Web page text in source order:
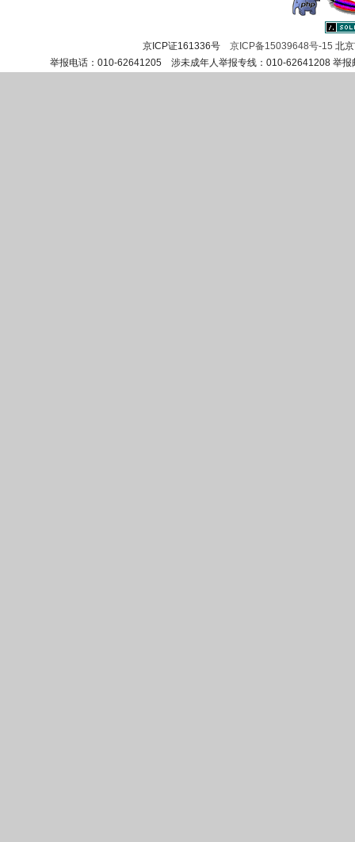
京ICP证161336号 京ICP备15039648号-15 北
举报电话：010-62641205 涉未成年人举报专线：010-62641208 举